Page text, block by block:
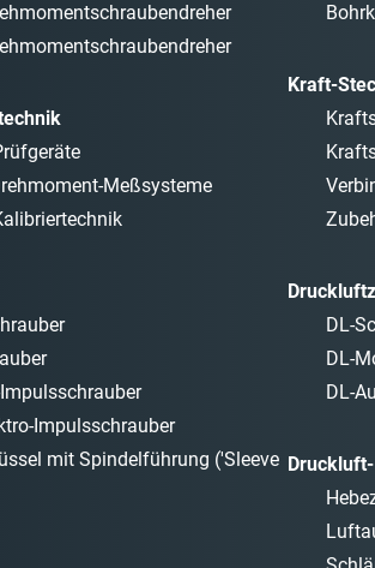
Meßsysteme
Impulsschrauber
mit Spindelführung ('Sleeve
Kraft-
DL-
DL-
DL-